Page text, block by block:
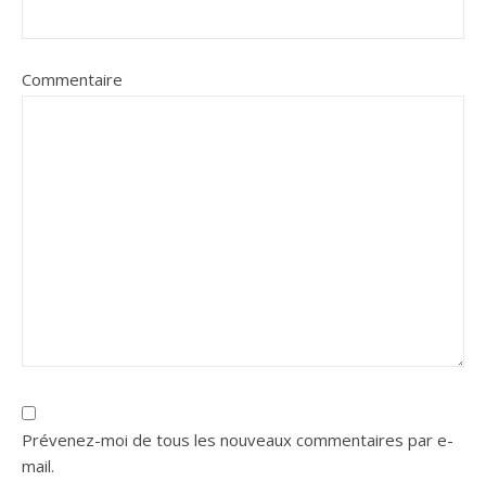
Commentaire
Prévenez-moi de tous les nouveaux commentaires par e-
mail.